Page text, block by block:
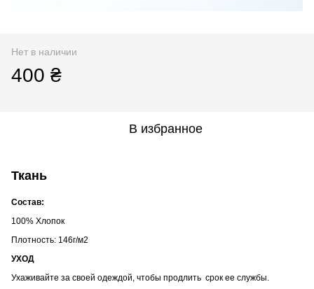
Нет в наличии
400 ₴
В избранное
Ткань
Состав:
100% Хлопок
Плотность: 146г/м2
УХОД
Ухаживайте за своей одеждой, чтобы продлить срок ее службы.